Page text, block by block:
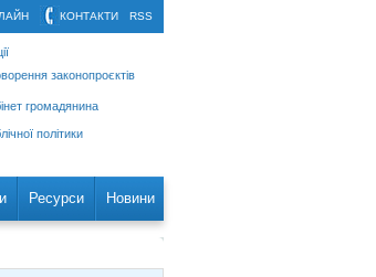
RSS
КОНТАКТИ
законопроєктів
громадянина
політики
Ресурси Новини